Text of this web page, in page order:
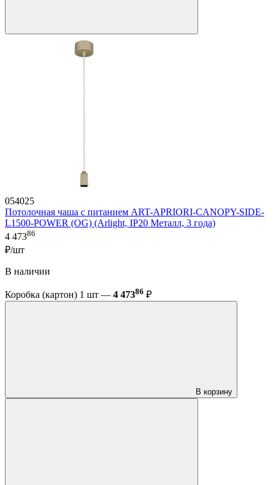
054025
Потолочная чаша с питанием ART-APRIORI-CANOPY-SIDE-
L1500-POWER (OG) (Arlight, IP20 Металл, 3 года)
4 47386
₽/шт
В наличии
Коробка (картон) 1 шт — 4 47386 ₽
В корзину